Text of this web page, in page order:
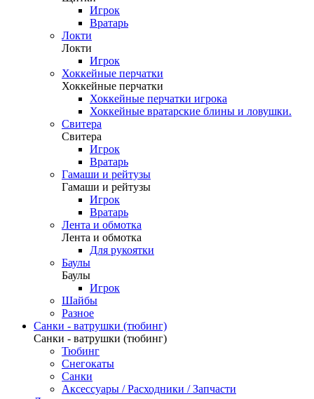
Игрок
Вратарь
Локти
Локти
Игрок
Хоккейные перчатки
Хоккейные перчатки
Хоккейные перчатки игрока
Хоккейные вратарские блины и ловушки.
Свитера
Свитера
Игрок
Вратарь
Гамаши и рейтузы
Гамаши и рейтузы
Игрок
Вратарь
Лента и обмотка
Лента и обмотка
Для рукоятки
Баулы
Баулы
Игрок
Шайбы
Разное
Санки - ватрушки (тюбинг)
Санки - ватрушки (тюбинг)
Тюбинг
Снегокаты
Санки
Аксессуары / Расходники / Запчасти